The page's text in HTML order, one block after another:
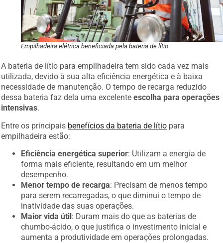
Empilhadeira elétrica beneficiada pela bateria de lítio
A bateria de lítio para empilhadeira tem sido cada vez mais
utilizada, devido à sua alta eficiência energética e à baixa
necessidade de manutenção. O tempo de recarga reduzido
dessa bateria faz dela uma excelenteescolha para operações
intensivas.
Entre os principais benefícios da bateria de lítio para
empilhadeira estão:
Eficiência energética superior: Utilizam a energia de
forma mais eficiente, resultando em um melhor
desempenho.
Menor tempo de recarga: Precisam de menos tempo
para serem recarregadas, o que diminui o tempo de
inatividade das suas operações.
Maior vida útil : Duram mais do que as baterias de
chumbo-ácido, o que justifica o investimento inicial e
aumenta a produtividade em operações prolongadas.